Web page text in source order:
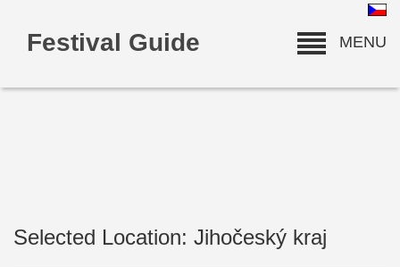
Festival Guide MENU
deneme bonusu
Selected Location: Jihočeský kraj